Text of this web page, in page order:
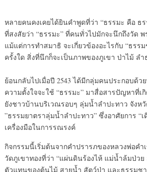
หลายคนคงเคยได้ยินคำพูดที่ว่า “ธรรมะ คือ ธ
ที่สงสัยว่า “ธรรมะ” ที่คนทั่วไปมักจะนึกถึงวัด
แม้แต่การทำสมาธิ จะเกี่ยวข้องอะไรกับ “ธรร
ครั้งใด สิ่งที่นึกก็จะเป็นภาพของภูเขา ป่าไม้ ล
ย้อนกลับไปเมื่อปี 2543 ได้มีกลุ่มคนประกอบด้
ความตั้งใจจะใช้ “ธรรมะ” มาสื่อสารปัญหาที่เ
ยังชาวบ้านบริเวณรอบๆ ลุ่มน้ำลำปะทาว จังห
”ธรรมยาตราลุ่มน้ำลำปะทาว” ซึ่งอาศัยการ “
เครื่องมือในการรณรงค์
กิจกรรมนี้เริ่มต้นจากคำปรารภของหลวงพ่อค
วัดภูเขาทองที่ว่า “แผ่นดินร้องไห้ แม่น้ำล้มป่วย
ตัวแทนของต้นไม้ สายน้ำ สัตว์ป่า และธรรมช